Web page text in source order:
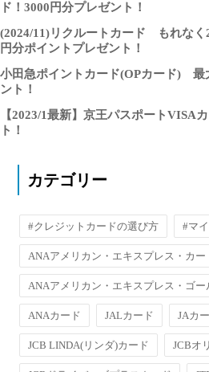
ド！3000円分プレゼント！
(2024/11)リクルートカード もれなく
円分ポイントプレゼント！
小田急ポイントカード(OPカード) 最
ント！
【2023/1最新】京王パスポートVISA
ト！
カテゴリー
#クレジットカードの選び方 #マ
ANAアメリカン・エキスプレス・カー
ANAアメリカン・エキスプレス・ゴー
ANAカード JALカード JAカ
JCB LINDA(リンダ)カード JCBオ